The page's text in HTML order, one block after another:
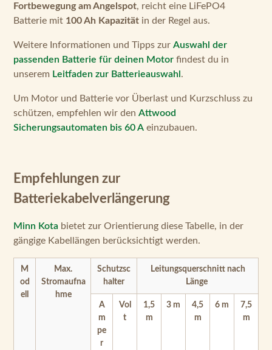
Fortbewegung am Angelspot, reicht eine LiFePO4
Batterie mit 100 Ah Kapazität in der Regel aus.
Weitere Informationen und Tipps zur Auswahl der
passenden Batterie für deinen Motor findest du in
unserem Leitfaden zur Batterieauswahl .
Um Motor und Batterie vor Überlast und Kurzschluss zu
schützen, empfehlen wir den Attwood
Sicherungsautomaten bis 60 A einzubauen.
Empfehlungen zur
Batteriekabelverlängerung
Minn Kota bietet zur Orientierung diese Tabelle, in der
gängige Kabellängen berücksichtigt werden.
M
od
ell
Max.
Stromaufna
hme
Schutzsc
halter
Leitungsquerschnitt nach
Länge
A
m
pe
r
Vol
t
1,5
m
3 m
4,5
m
6 m
7,5
m